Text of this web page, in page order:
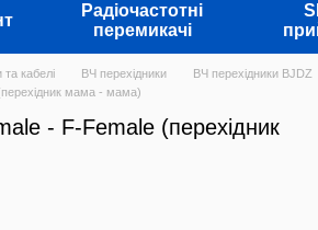
Радіочастотні
перемикачі
кабелі ВЧ перехідники
ВЧ перехідники BJDZ
мама - мама)
- F-Female (перехідник